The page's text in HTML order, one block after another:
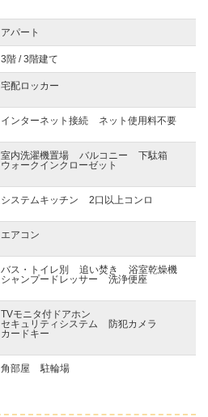
アパート
3階 / 3階建て
宅配ロッカー
インターネット接続 ネット使用料不要
室内洗濯機置場 バルコニー
下駄箱
ウォークインクローゼット
システムキッチン 2口以上コンロ
エアコン
バス・トイレ別 追い焚き
浴室乾燥機
シャンプードレッサー
洗浄便座
TVモニタ付ドアホン
セキュリティシステム
防犯カメラ
カードキー
角部屋 駐輪場